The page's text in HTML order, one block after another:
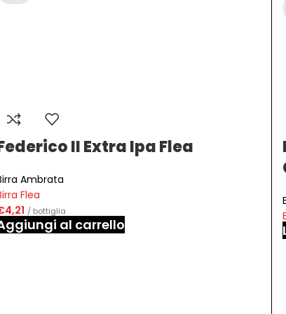
II Extra Ipa Flea
Ambrata
Flea
4,21 / bottiglia
al carrello